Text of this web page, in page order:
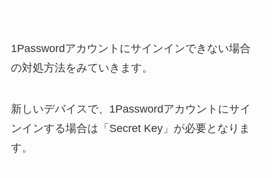
1Passwordアカウントにサインインできない場合
の対処方法をみていきます。
新しいデバイスで、1Passwordアカウントにサイ
ンインする場合は「Secret Key」が必要となりま
す。